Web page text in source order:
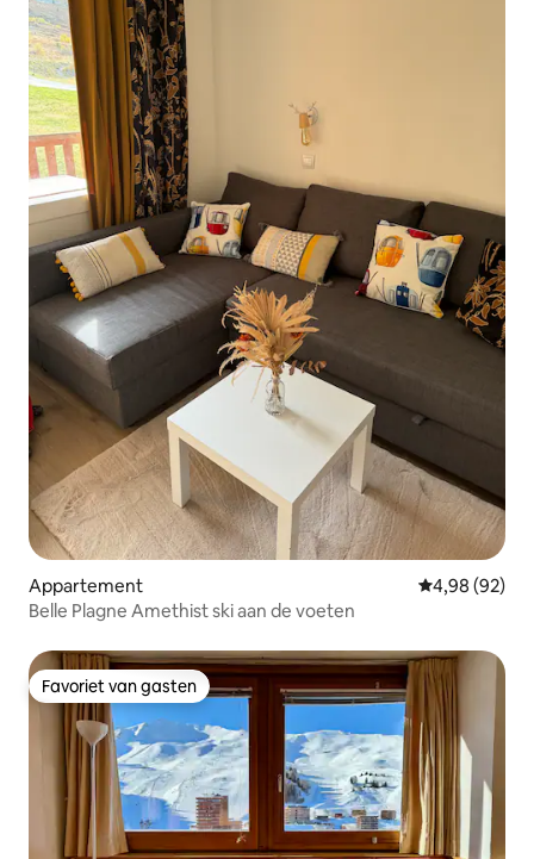
Appartement Gemiddelde
4,98 (92)
Belle Plagne Amethist ski aan de voeten
Favoriet van gasten
Favoriet van gasten